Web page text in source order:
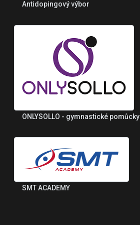
Antidopingový výbor
ONLYSOLLO - gymnastické pomůcky
SMT ACADEMY